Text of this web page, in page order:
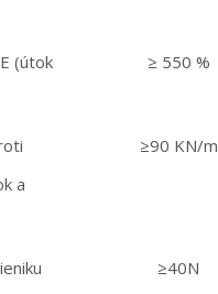
(útok
≥ 550 %
a
≥90 KN/m
≥40N